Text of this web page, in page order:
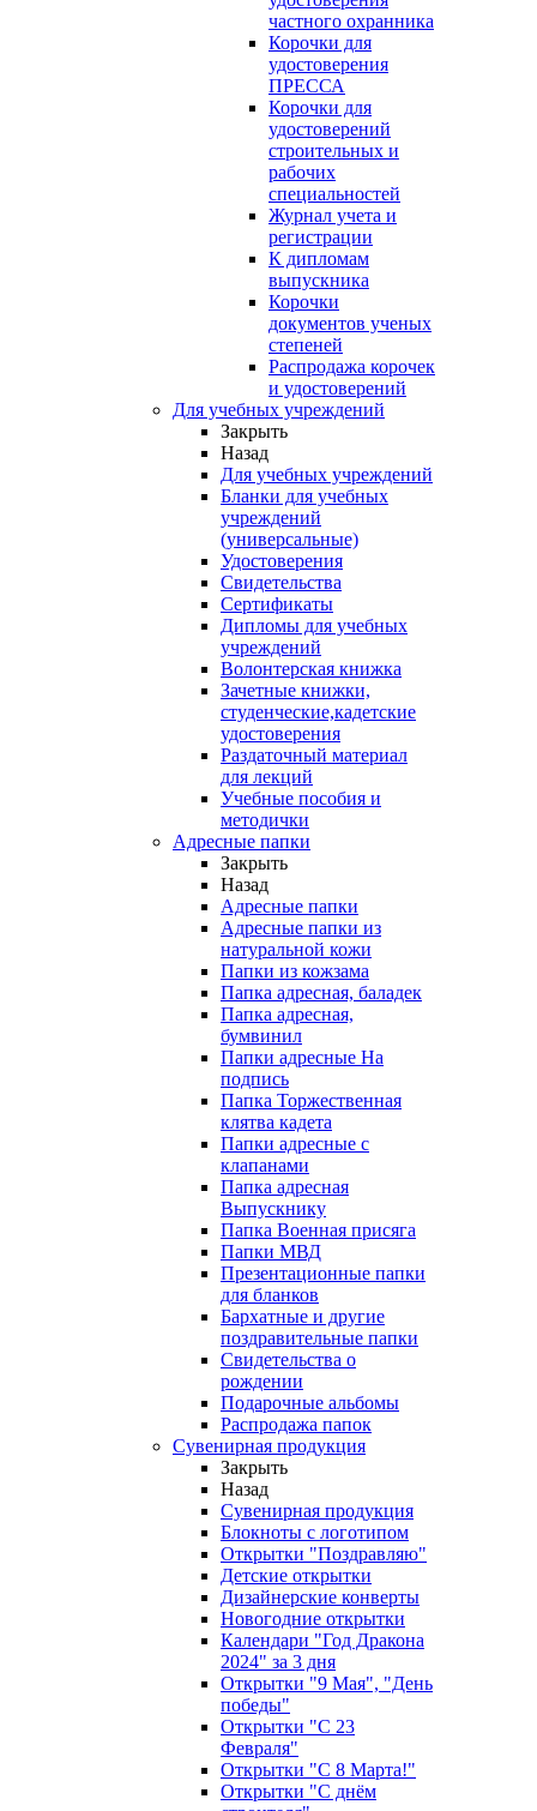
частного охранника
Корочки для
удостоверения
ПРЕССА
Корочки для
удостоверений
строительных и
рабочих
специальностей
Журнал учета и
регистрации
К дипломам
выпускника
Корочки
документов ученых
степеней
Распродажа корочек
и удостоверений
Для учебных учреждений
Закрыть
Назад
Для учебных учреждений
Бланки для учебных
учреждений
(универсальные)
Удостоверения
Свидетельства
Сертификаты
Дипломы для учебных
учреждений
Волонтерская книжка
Зачетные книжки,
студенческие,кадетские
удостоверения
Раздаточный материал
для лекций
Учебные пособия и
методички
Адресные папки
Закрыть
Назад
Адресные папки
Адресные папки из
натуральной кожи
Папки из кожзама
Папка адресная, баладек
Папка адресная,
бумвинил
Папки адресные На
подпись
Папка Торжественная
клятва кадета
Папки адресные с
клапанами
Папка адресная
Выпускнику
Папка Военная присяга
Папки МВД
Презентационные папки
для бланков
Бархатные и другие
поздравительные папки
Свидетельства о
рождении
Подарочные альбомы
Распродажа папок
Сувенирная продукция
Закрыть
Назад
Сувенирная продукция
Блокноты с логотипом
Открытки "Поздравляю"
Детские открытки
Дизайнерские конверты
Новогодние открытки
Календари "Год Дракона
2024" за 3 дня
Открытки "9 Мая", "День
победы"
Открытки "С 23
Февраля"
Открытки "С 8 Марта!"
Открытки "С днём